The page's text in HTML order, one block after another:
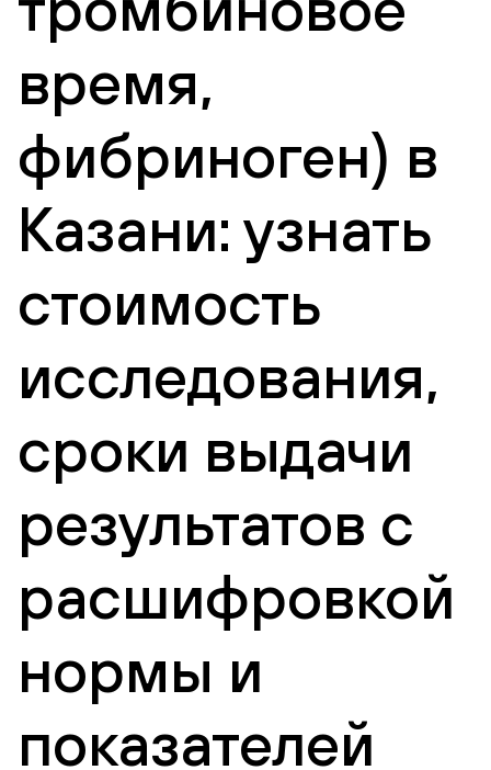
время,
фибриноген) в
Казани: узнать
стоимость
исследования,
сроки выдачи
результатов с
расшифровкой
нормы и
показателей